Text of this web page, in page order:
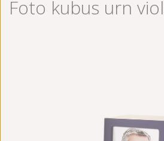
Foto kubus urn